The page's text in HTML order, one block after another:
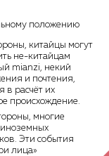
положению
китайцы могут
не-китайцам
mianzi, некий
и почтения,
в расчёт их
происхождение.
многие
Эти события
лица»